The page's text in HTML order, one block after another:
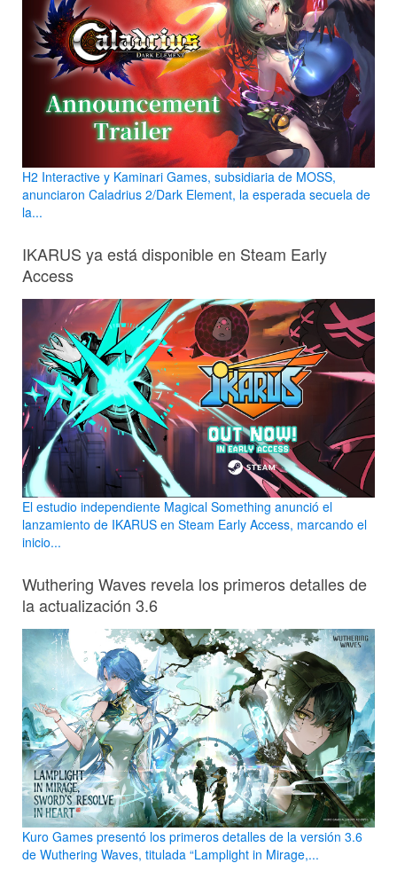
H2 Interactive y Kaminari Games, subsidiaria de MOSS,
anunciaron Caladrius 2/Dark Element, la esperada secuela de
la...
IKARUS ya está disponible en Steam Early
Access
El estudio independiente Magical Something anunció el
lanzamiento de IKARUS en Steam Early Access, marcando el
inicio...
Wuthering Waves revela los primeros detalles de
la actualización 3.6
Kuro Games presentó los primeros detalles de la versión 3.6
de Wuthering Waves, titulada “Lamplight in Mirage,...